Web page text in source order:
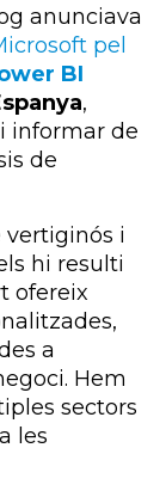
anunciava
pel
BI
,
informar de
de
vertiginós i
hi resulti
ofereix
a
Hem
sectors
les